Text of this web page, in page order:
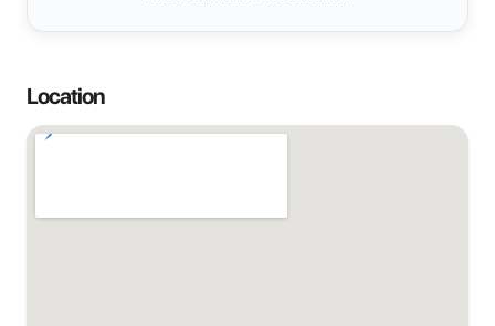
Location